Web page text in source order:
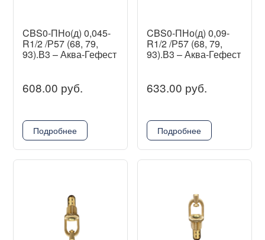
CBS0-ПНо(д) 0,045-
R1/2 /Р57 (68, 79,
93).В3 – Аква-Гефест
608.00 руб.
Подробнее
CBS0-ПНо(д) 0,09-
R1/2 /Р57 (68, 79,
93).В3 – Аква-Гефест
633.00 руб.
Подробнее